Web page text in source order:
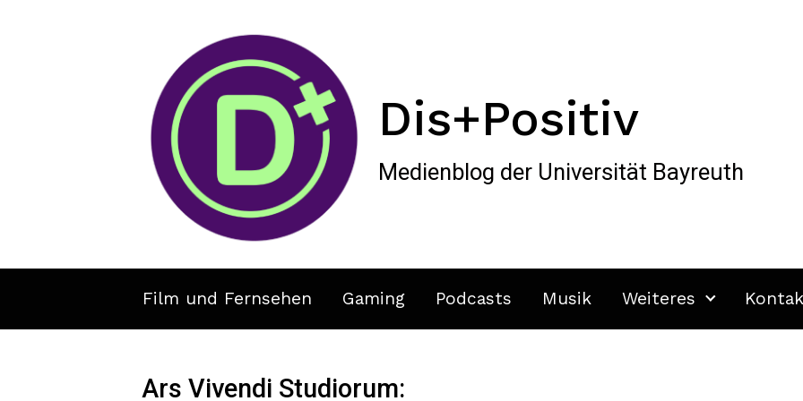
Dis+Positiv
Medienblog der Universität Bayreuth
Film und Fernsehen Gaming Podcasts Musik Weiteres
Ars Vivendi Studiorum: